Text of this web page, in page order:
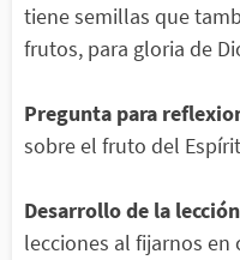
tiene semillas que
frutos, para gloria de
Pregunta para
sobre el fruto del
Desarrollo de la lección
lecciones al fijarnos